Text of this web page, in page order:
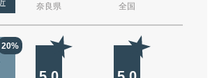
奈良県 全国
20%